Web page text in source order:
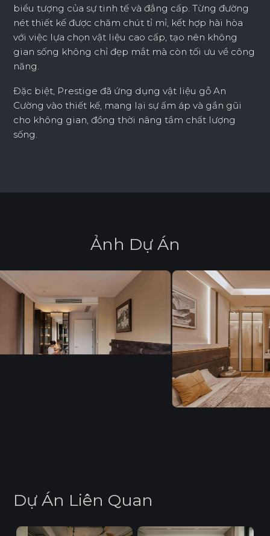
biểu tượng của sự tinh tế và đẳng cấp. Từng đường
nét thiết kế được chăm chút tỉ mỉ, kết hợp hài hòa
với việc lựa chọn vật liệu cao cấp, tạo nên không
gian sống không chỉ đẹp mắt mà còn tối ưu về công
năng.
Đặc biệt, Prestige đã ứng dụng vật liệu gỗ An
Cường vào thiết kế, mang lại sự ấm áp và gần gũi
cho không gian, đồng thời nâng tầm chất lượng
sống.
Ảnh Dự Án
Dự Án Liên Quan